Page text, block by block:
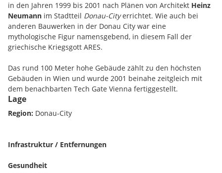
in den Jahren 1999 bis 2001 nach Plänen von Architekt Heinz
Neumann im Stadtteil Donau-Cityerrichtet. Wie auch bei
anderen Bauwerken in der Donau City war eine
mythologische Figur namensgebend, in diesem Fall der
griechische Kriegsgott ARES.
Das rund 100 Meter hohe Gebäude zählt zu den höchsten
Gebäuden in Wien und wurde 2001 beinahe zeitgleich mit
dem benachbarten Tech Gate Vienna fertiggestellt.
Das elegante Hochhaus verfügt bei einer Bruttogeschoßfläche
von ca. 61.000 m² über eine vermietbare Fläche von etwa
Der architektonisch ansprechende und
nahe der Uno City verfügt über beste technische
Lage
Region: Donau-City
Infrastruktur / Entfernungen
Gesundheit